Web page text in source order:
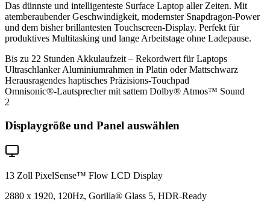
Das dünnste und intelligenteste Surface Laptop aller Zeiten. Mit
atemberaubender Geschwindigkeit, modernster Snapdragon-Power
und dem bisher brillantesten Touchscreen-Display. Perfekt für
produktives Multitasking und lange Arbeitstage ohne Ladepause.
Bis zu 22 Stunden Akkulaufzeit – Rekordwert für Laptops
Ultraschlanker Aluminiumrahmen in Platin oder Mattschwarz
Herausragendes haptisches Präzisions-Touchpad
Omnisonic®-Lautsprecher mit sattem Dolby® Atmos™ Sound
2
Displaygröße und Panel auswählen
13 Zoll PixelSense™ Flow LCD Display
2880 x 1920, 120Hz, Gorilla® Glass 5, HDR-Ready